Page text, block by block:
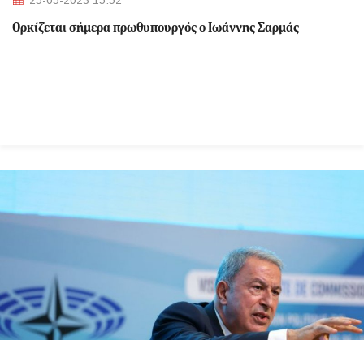
Ορκίζεται σήμερα πρωθυπουργός ο Ιωάννης Σαρμάς